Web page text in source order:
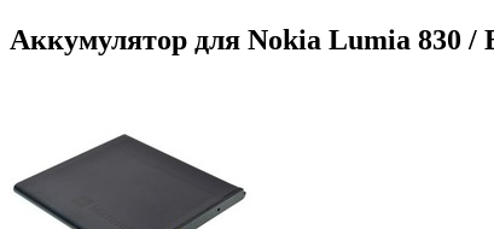
Аккумулятор для Nokia Lumia 830 /